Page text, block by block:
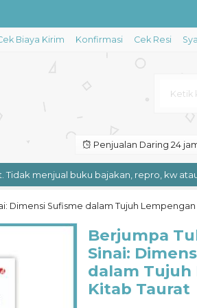
Kesalehan Spiritual dan....
yang Indah....
Sistem Informasi Akademik ....
Berbasis KKNI dan SKKNI....
Tafsir Al-Quran Metode 3 in ....
Keuangan dan Analisis Pasar Mo....
Biaya Kirim Konfirmasi Cek Resi
Penjualan Daring 24
menjual buku bajakan, repro, kw atau
Dimensi Sufisme dalam Tujuh
Berjumpa
Sinai:
dalam
Kitab Taurat